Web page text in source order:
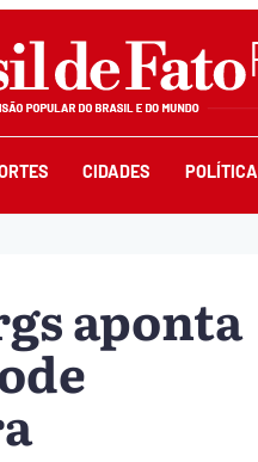
CIDADES POLÍTICA
aponta